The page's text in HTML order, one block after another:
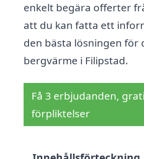
enkelt begära offerter
att du kan fatta ett
den bästa lösningen för
bergvärme i Filipstad.
Få 3 erbjudanden,
förpliktelser